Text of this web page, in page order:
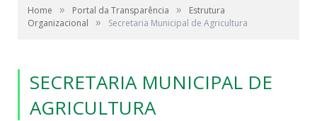
Home » Portal da Transparência »
Estrutura
Organizacional
» Secretaria Municipal de Agricultura
SECRETARIA MUNICIPAL DE
AGRICULTURA